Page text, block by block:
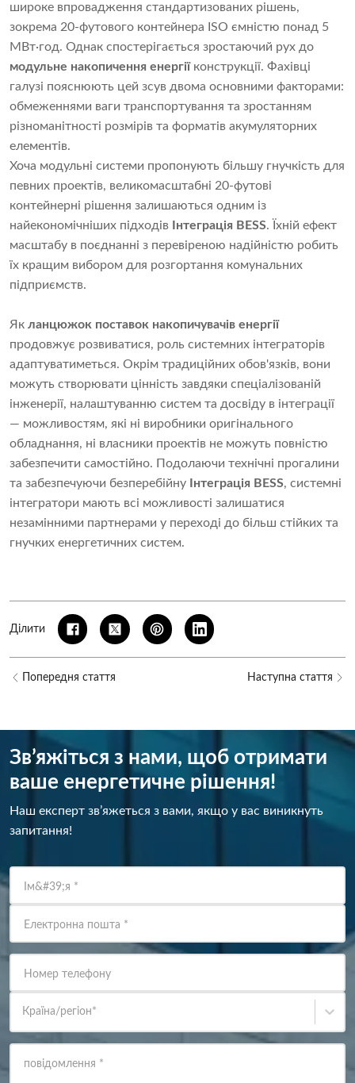
широке впровадження стандартизованих рішень,
зокрема 20-футового контейнера ISO ємністю понад 5
МВт·год. Однак спостерігається зростаючий рух до
модульне накопичення енергіїконструкції. Фахівці
галузі пояснюють цей зсув двома основними факторами:
обмеженнями ваги транспортування та зростанням
різноманітності розмірів та форматів акумуляторних
елементів.
Хоча модульні системи пропонують більшу гнучкість для
певних проектів, великомасштабні 20-футові
контейнерні рішення залишаються одним із
найекономічніших підходів
Інтеграція BESS. Їхній ефект
масштабу в поєднанні з перевіреною надійністю робить
їх кращим вибором для розгортання комунальних
підприємств.
Як ланцюжок поставок накопичувачів енергії
продовжує розвиватися, роль системних інтеграторів
адаптуватиметься. Окрім традиційних обов'язків, вони
можуть створювати цінність завдяки спеціалізованій
інженерії, налаштуванню систем та досвіду в інтеграції
— можливостям, які ні виробники оригінального
обладнання, ні власники проектів не можуть повністю
забезпечити самостійно. Подолаючи технічні прогалини
та забезпечуючи безперебійну
Інтеграція BESS, системні
інтегратори мають всі можливості залишатися
незамінними партнерами у переході до більш стійких та
гнучких енергетичних систем.
Ділити
Попередня стаття Наступна стаття
Зв’яжіться з нами, щоб отримати
ваше енергетичне рішення!
Наш експерт зв’яжеться з вами, якщо у вас виникнуть
запитання!
Ім&#39;я *
Електронна пошта *
Номер телефону
Країна/регіон*
повідомлення *